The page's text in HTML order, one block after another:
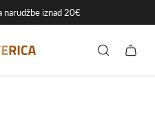
narudžbe iznad 20€